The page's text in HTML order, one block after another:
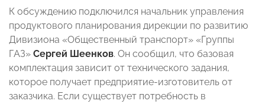
К обсуждению подключился начальник управления
продуктового планирования дирекции по развитию
Дивизиона «Общественный транспорт» «Группы
ГАЗ» Сергей Шеенков. Он сообщил, что базовая
комплектация зависит от технического задания,
которое получает предприятие-изготовитель от
заказчика. Если существует потребность в